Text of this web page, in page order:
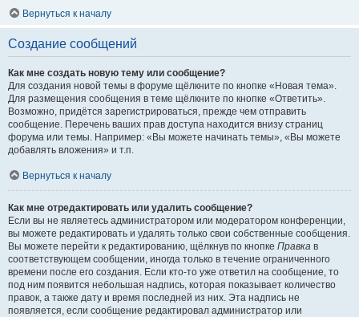
Вернуться к началу
Создание сообщений
Как мне создать новую тему или сообщение?
Для создания новой темы в форуме щёлкните по кнопке «Новая тема».
Для размещения сообщения в теме щёлкните по кнопке «Ответить».
Возможно, придётся зарегистрироваться, прежде чем отправить
сообщение. Перечень ваших прав доступа находится внизу страниц
форума или темы. Например: «Вы можете начинать темы», «Вы можете
добавлять вложения» и т.п.
Вернуться к началу
Как мне отредактировать или удалить сообщение?
Если вы не являетесь администратором или модератором конференции,
вы можете редактировать и удалять только свои собственные сообщения.
Вы можете перейти к редактированию, щёлкнув по кнопке Правка в
соответствующем сообщении, иногда только в течение ограниченного
времени после его создания. Если кто-то уже ответил на сообщение, то
под ним появится небольшая надпись, которая показывает количество
правок, а также дату и время последней из них. Эта надпись не
появляется, если сообщение редактировал администратор или